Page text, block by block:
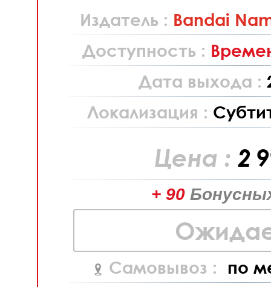
Издатель : Bandai
Доступность :
Дата выхода :
Локализация :
Цена : 2
+ 90
Самовывоз : по